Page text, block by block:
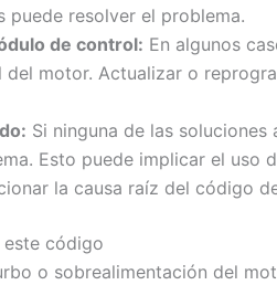
puede resolver el problema.
de control: En algunos
motor. Actualizar o
Si ninguna de las
Esto puede implicar el
la causa raíz del código
este código
o sobrealimentación del